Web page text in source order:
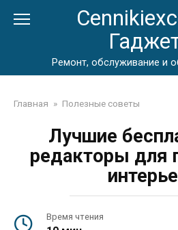
Ремонт, обслуживание и
Главная » Полезные советы
Лучшие
редакторы для
Время чтения